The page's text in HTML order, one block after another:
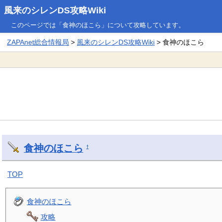
風来のシレンDS攻略Wiki
このページでは「食神のほこら」について攻略しています。
ZAPAnet総合情報局 > 風来のシレンDS攻略Wiki > 食神のほこら
食神のほこら †
TOP
食神のほこら
攻略